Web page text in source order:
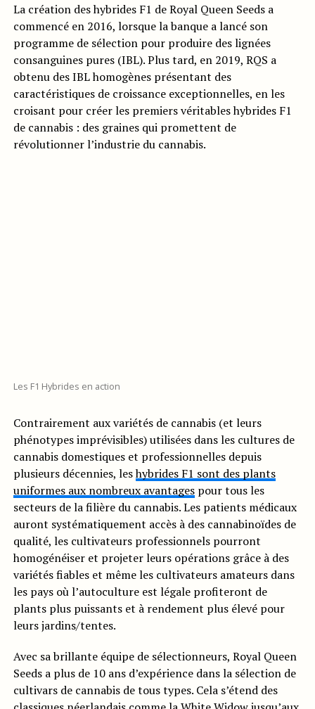
La création des hybrides F1 de Royal Queen Seeds a
commencé en 2016, lorsque la banque a lancé son
programme de sélection pour produire des lignées
consanguines pures (IBL). Plus tard, en 2019, RQS a
obtenu des IBL homogènes présentant des
caractéristiques de croissance exceptionnelles, en les
croisant pour créer les premiers véritables hybrides F1
de cannabis : des graines qui promettent de
révolutionner l’industrie du cannabis.
Les F1 Hybrides en action
Contrairement aux variétés de cannabis (et leurs
phénotypes imprévisibles) utilisées dans les cultures de
cannabis domestiques et professionnelles depuis
plusieurs décennies, leshybrides F1 sont des plants
uniformes aux nombreux avantagespour tous les
secteurs de la filière du cannabis. Les patients médicaux
auront systématiquement accès à des cannabinoïdes de
qualité, les cultivateurs professionnels pourront
homogénéiser et projeter leurs opérations grâce à des
variétés fiables et même les cultivateurs amateurs dans
les pays où l’autoculture est légale profiteront de
plants plus puissants et à rendement plus élevé pour
leurs jardins/tentes.
Avec sa brillante équipe de sélectionneurs, Royal Queen
Seeds a plus de 10 ans d’expérience dans la sélection de
cultivars de cannabis de tous types. Cela s’étend des